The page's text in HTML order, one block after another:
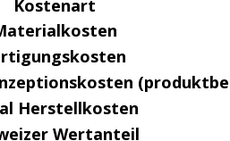
Kostenart
Herstellkosten
Wertanteil